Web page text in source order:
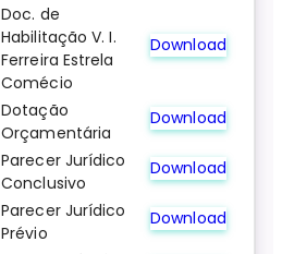
Doc. de
Habilitação V. I.
Ferreira Estrela
Comécio
Download
Dotação
Orçamentária
Download
Parecer Jurídico
Conclusivo
Download
Parecer Jurídico
Prévio
Download